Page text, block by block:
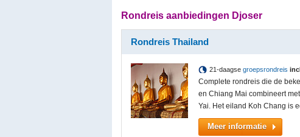
Rondreis aanbiedingen Djoser
Rondreis Thailand
21-daagse groepsrondreis
Complete rondreis die de
en Chiang Mai combineert
Yai. Het eiland Koh Chang is
Meer informatie